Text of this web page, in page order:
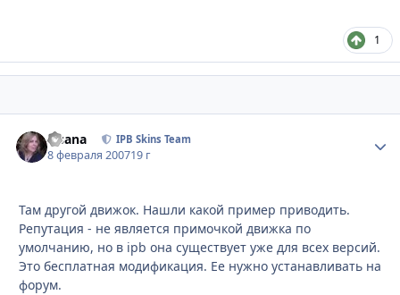
1
Fisana IPB Skins Team
8 февраля 200719 г
Там другой движок. Нашли какой пример приводить.
Репутация - не является примочкой движка по
умолчанию, но в ipb она существует уже для всех версий.
Это бесплатная модификация. Ее нужно устанавливать на
форум.